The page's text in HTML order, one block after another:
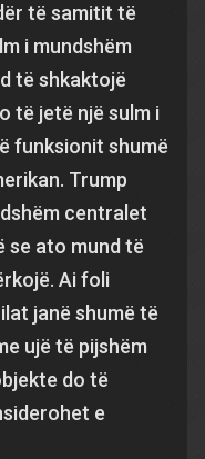
të samitit të
i mundshëm
të shkaktojë
të jetë një sulm i
funksionit shumë
Trump
centralet
se ato mund të
Ai foli
janë shumë të
ujë të pijshëm
do të
e